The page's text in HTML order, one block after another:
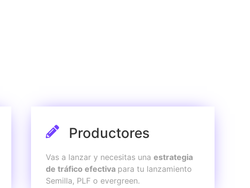
Productores
Vas a lanzar y necesitas una estrategia
de tráfico efectiva para tu lanzamiento
Semilla, PLF o evergreen.